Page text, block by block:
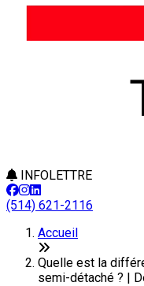
INFOLETTRE
(514) 621-2116
Accueil
Quelle est la
semi-détaché ? |